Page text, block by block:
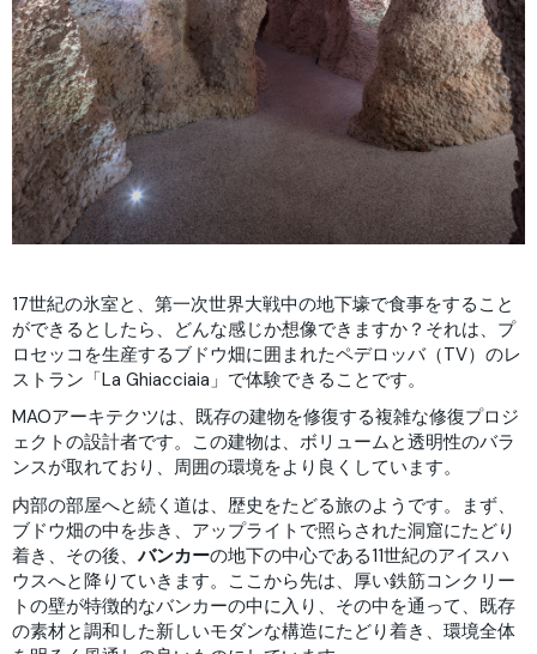
17世紀の氷室と、第一次世界大戦中の地下壕で食事をすること
ができるとしたら、どんな感じか想像できますか？それは、プ
ロセッコを生産するブドウ畑に囲まれたペデロッバ（TV）のレ
ストラン「La Ghiacciaia」で体験できることです。
MAOアーキテクツは、既存の建物を修復する複雑な修復プロジ
ェクトの設計者です。この建物は、ボリュームと透明性のバラ
ンスが取れており、周囲の環境をより良くしています。
内部の部屋へと続く道は、歴史をたどる旅のようです。まず、
ブドウ畑の中を歩き、アップライトで照らされた洞窟にたどり
着き、その後、バンカーの地下の中心である11世紀のアイスハ
ウスへと降りていきます。ここから先は、厚い鉄筋コンクリー
トの壁が特徴的なバンカーの中に入り、その中を通って、既存
の素材と調和した新しいモダンな構造にたどり着き、環境全体